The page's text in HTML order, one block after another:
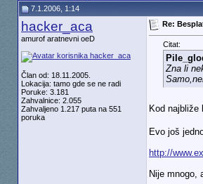
7.1.2006, 1:14
hacker_aca
amurof aratnevni oeD
Član od: 18.11.2005.
Lokacija: tamo gde se ne radi
Poruke: 3.181
Zahvalnice: 2.055
Zahvaljeno 1.217 puta na 551
poruka
Re:
Citat:
Zna li
Kod najbliže
Evo još
http://
Nije mnogo,